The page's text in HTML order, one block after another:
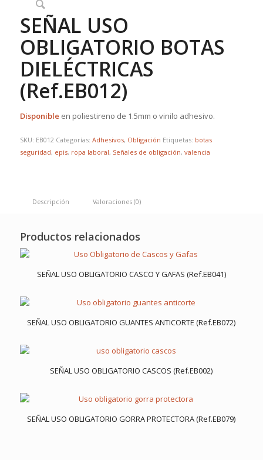
SEÑAL USO
OBLIGATORIO BOTAS
DIELÉCTRICAS
(Ref.EB012)
Disponible en poliestireno de 1.5mm o vinilo adhesivo.
SKU: EB012 Categorías: Adhesivos, Obligación Etiquetas: botas
seguridad, epis, ropa laboral, Señales de obligación, valencia
Descripción Valoraciones (0)
Productos relacionados
SEÑAL USO OBLIGATORIO CASCO Y GAFAS (Ref.EB041)
SEÑAL USO OBLIGATORIO GUANTES ANTICORTE (Ref.EB072)
SEÑAL USO OBLIGATORIO CASCOS (Ref.EB002)
SEÑAL USO OBLIGATORIO GORRA PROTECTORA (Ref.EB079)